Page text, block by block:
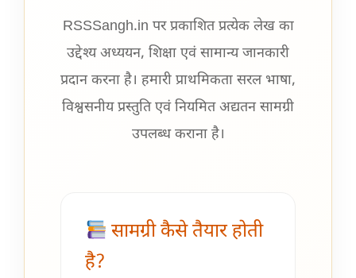
RSSSangh.in पर प्रकाशित प्रत्येक लेख का
उद्देश्य अध्ययन, शिक्षा एवं सामान्य जानकारी
प्रदान करना है। हमारी प्राथमिकता सरल भाषा,
विश्वसनीय प्रस्तुति एवं नियमित अद्यतन सामग्री
उपलब्ध कराना है।
सामग्री कैसे तैयार होती
है?